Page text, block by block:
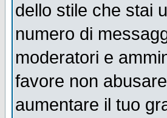
dello stile che stai
numero di
moderatori e
favore non
aumentare il tuo